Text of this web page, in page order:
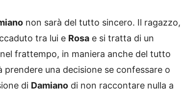
non sarà del tutto sincero. Il ragazzo,
tra lui e Rosa e si tratta di un
frattempo, in maniera anche del tutto
una decisione se confessare o
di Damiano di non raccontare nulla a